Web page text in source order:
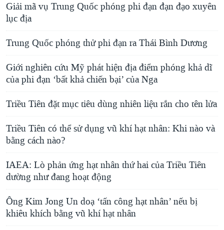
Giải mã vụ Trung Quốc phóng phi đạn đạn đạo xuyên
lục địa
Trung Quốc phóng thử phi đạn ra Thái Bình Dương
Giới nghiên cứu Mỹ phát hiện địa điểm phóng khả dĩ
của phi đạn ‘bất khả chiến bại’ của Nga
Triều Tiên đặt mục tiêu dùng nhiên liệu rắn cho tên lửa
Triều Tiên có thể sử dụng vũ khí hạt nhân: Khi nào và
bằng cách nào?
IAEA: Lò phản ứng hạt nhân thứ hai của Triều Tiên
dường như đang hoạt động
Ông Kim Jong Un doạ ‘tấn công hạt nhân’ nếu bị
khiêu khích bằng vũ khí hạt nhân